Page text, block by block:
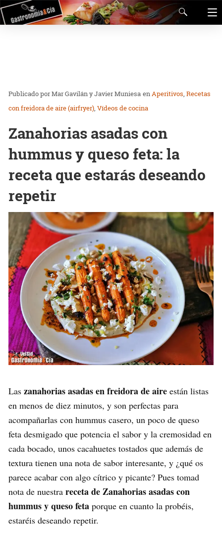
Mar Gavilán y Javier Muniesa enAperitivos Recetas
con freidora de aire (airfryer) Vídeos de cocina
Zanahorias asadas con
hummus y queso feta: la
receta que estarás deseando
repetir
Las zanahorias asadas en freidora de aire están listas
en menos de diez minutos, y son perfectas para
acompañarlas con hummus casero, un poco de queso
feta desmigado que potencia el sabor y la cremosidad en
cada bocado, unos cacahuetes tostados que además de
textura tienen una nota de sabor interesante, y ¿qué os
parece acabar con algo cítrico y picante? Pues tomad
nota de nuestra receta de Zanahorias asadas con
hummus y queso feta porque en cuanto la probéis,
estaréis deseando repetir.